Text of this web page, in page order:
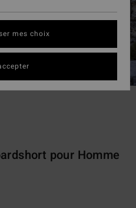
pour Homme
mes choix